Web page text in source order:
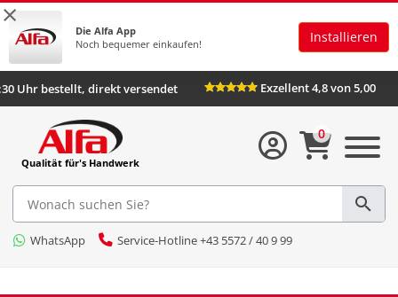
×
Die Alfa App
Noch bequemer einkaufen!
Installieren
Uhr bestellt, direkt versendet Exzellent 4,8 von 5,00
Qualität für's Handwerk
WhatsApp Service-Hotline +43 5572 / 40 9 99
0